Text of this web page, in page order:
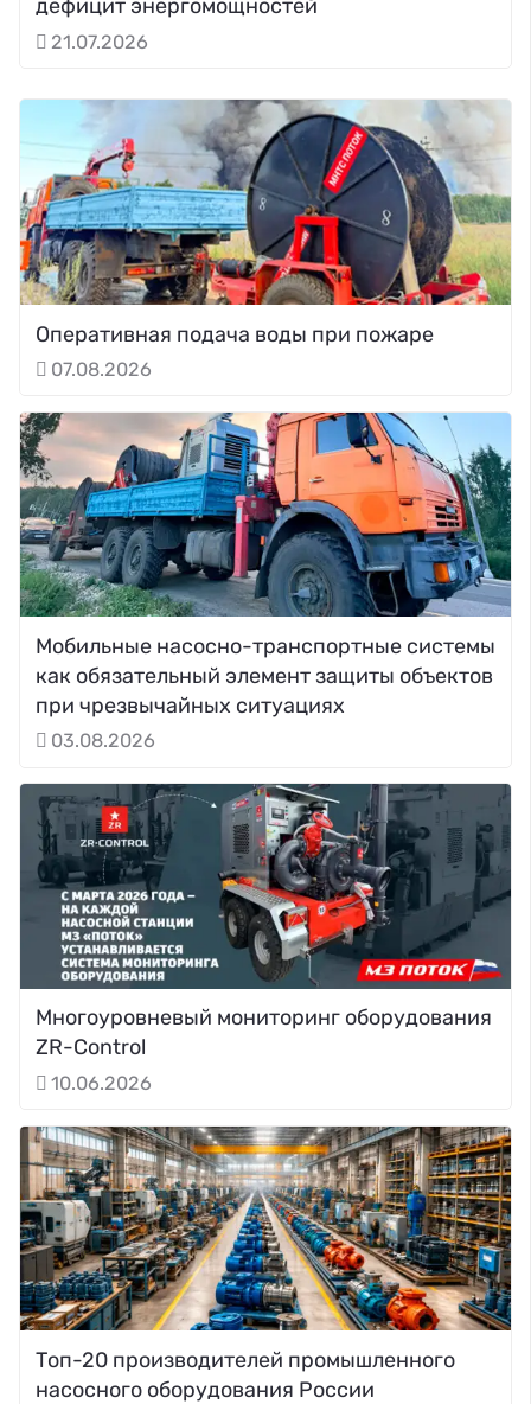
дефицит энергомощностей
21.07.2026
Оперативная подача воды при пожаре
07.08.2026
Мобильные насосно-транспортные системы
как обязательный элемент защиты объектов
при чрезвычайных ситуациях
03.08.2026
Многоуровневый мониторинг оборудования
ZR-Control
10.06.2026
Топ-20 производителей промышленного
насосного оборудования России